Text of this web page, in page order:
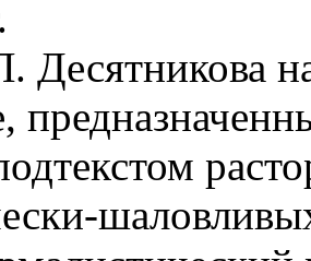
Десятникова